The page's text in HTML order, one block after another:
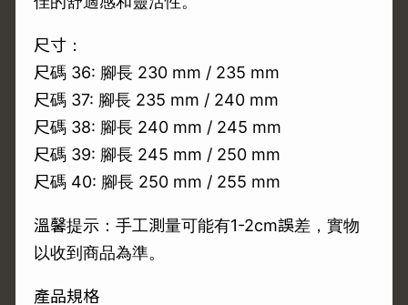
尺寸：
尺碼 36: 腳長 230 mm / 235 mm
尺碼 37: 腳長 235 mm / 240 mm
尺碼 38: 腳長 240 mm / 245 mm
尺碼 39: 腳長 245 mm / 250 mm
尺碼 40: 腳長 250 mm / 255 mm
溫馨提示：手工測量可能有1-2cm誤差，實物
以收到商品為準。
產品規格